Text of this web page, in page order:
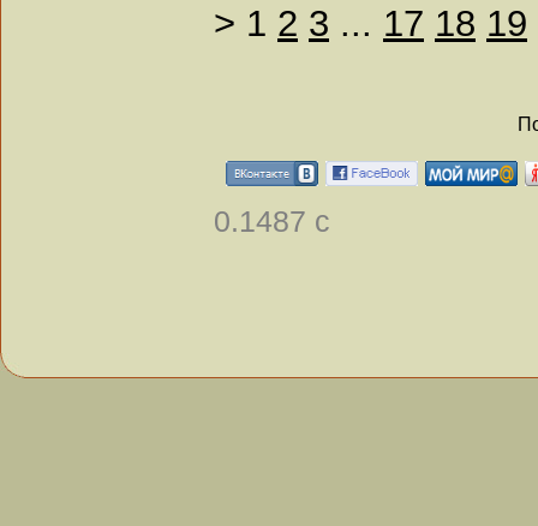
> 1 2 3 ... 17 18 19
0.1487 с